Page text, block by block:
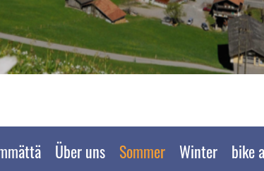
Über uns Sommer Winter bike